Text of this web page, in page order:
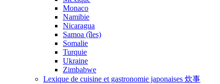
Monaco
Namibie
Nicaragua
Samoa (îles)
Somalie
Turquie
Ukraine
Zimbabwe
Lexique de cuisine et gastronomie japonaises 炊事